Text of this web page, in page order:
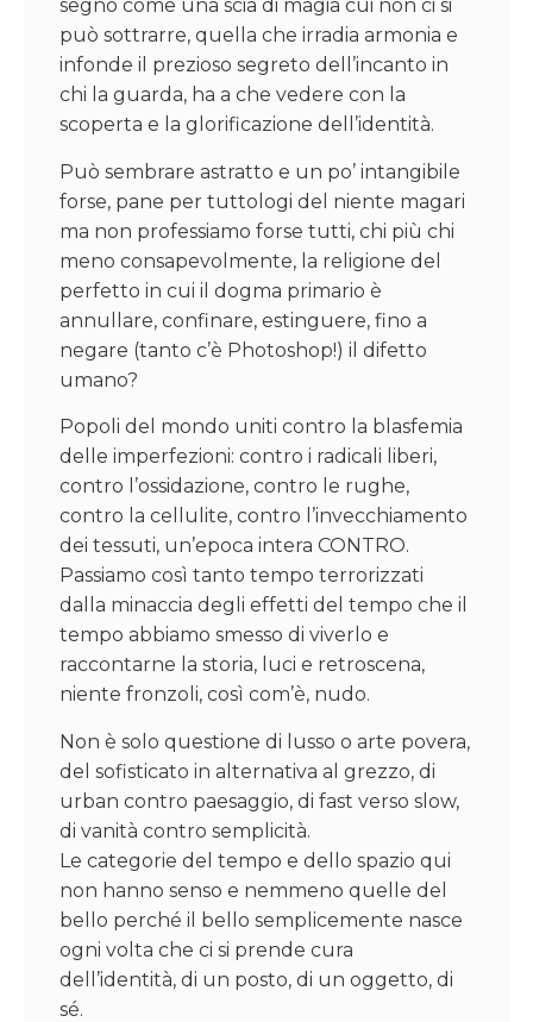
segno come una scia di magia cui non ci si
può sottrarre, quella che irradia armonia e
infonde il prezioso segreto dell’incanto in
chi la guarda, ha a che vedere con la
scoperta e la glorificazione dell’identità.
Può sembrare astratto e un po’ intangibile
forse, pane per tuttologi del niente magari
ma non professiamo forse tutti, chi più chi
meno consapevolmente, la religione del
perfetto in cui il dogma primario è
annullare, confinare, estinguere, fino a
negare (tanto c’è Photoshop!) il difetto
umano?
Popoli del mondo uniti contro la blasfemia
delle imperfezioni: contro i radicali liberi,
contro l’ossidazione, contro le rughe,
contro la cellulite, contro l’invecchiamento
dei tessuti, un’epoca intera CONTRO.
Passiamo così tanto tempo terrorizzati
dalla minaccia degli effetti del tempo che il
tempo abbiamo smesso di viverlo e
raccontarne la storia, luci e retroscena,
niente fronzoli, così com’è, nudo.
Non è solo questione di lusso o arte povera,
del sofisticato in alternativa al grezzo, di
urban contro paesaggio, di fast verso slow,
di vanità contro semplicità.
Le categorie del tempo e dello spazio qui
non hanno senso e nemmeno quelle del
bello perché il bello semplicemente nasce
ogni volta che ci si prende cura
dell’identità, di un posto, di un oggetto, di
sé.